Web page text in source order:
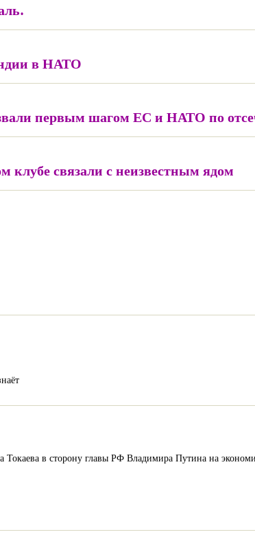
в НАТО
первым шагом ЕС и НАТО по
клубе связали с неизвестным ядом
в сторону главы РФ Владимира Путина на